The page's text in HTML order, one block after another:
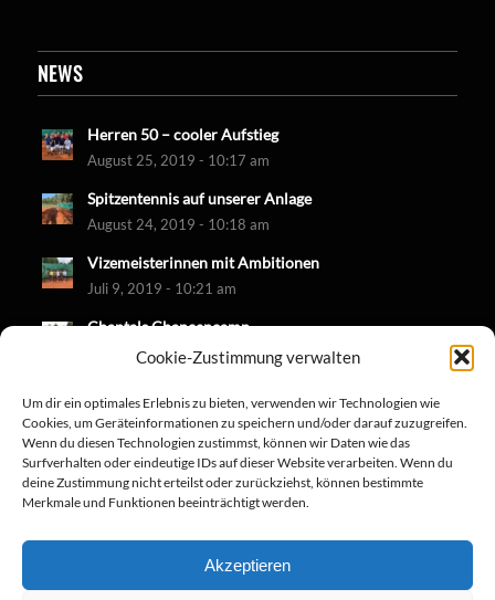
Cookie-Zustimmung verwalten
Um dir ein optimales Erlebnis zu bieten, verwenden wir Technologien wie
Cookies, um Geräteinformationen zu speichern und/oder darauf zuzugreifen.
Wenn du diesen Technologien zustimmst, können wir Daten wie das
Surfverhalten oder eindeutige IDs auf dieser Website verarbeiten. Wenn du
deine Zustimmung nicht erteilst oder zurückziehst, können bestimmte
Merkmale und Funktionen beeinträchtigt werden.
Akzeptieren
NEWS
Herren 50 – cooler Aufstieg
August 25, 2019 - 10:17 am
Spitzentennis auf unserer Anlage
August 24, 2019 - 10:18 am
Vizemeisterinnen mit Ambitionen
Juli 9, 2019 - 10:21 am
Chantals Chancencamp
Juni 30, 2019 - 10:18 am